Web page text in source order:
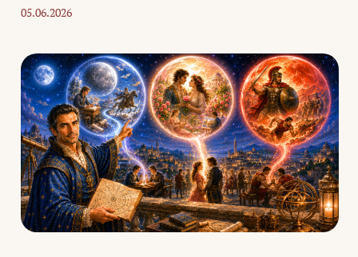
05.06.2026